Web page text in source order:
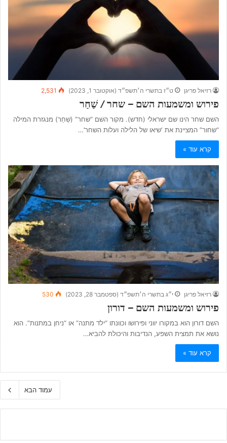
רזיאל פריגן ט״ז בתשרי ה׳תשפ״ד (אוקטובר 1, 2023) 2,531
פירוש ומשמעות השם – שחר / שַׁחַר
השם שחר הינו שם ישראלי (חדש). מקור השם “שחר” (שַׁחַר) מנגזרת המילה
“שחור” המציינת את ‘שיאו של הלילה ועלות השחר’…
קרא עוד »
רזיאל פריגן י״ג בתשרי ה׳תשפ״ד (ספטמבר 28, 2023) 530
פירוש ומשמעות השם – דורון
השם דורון הוא במקורו יווני ופירושו וכוונתו “ילד מתנה” או “ניחן במתנות”. הוא
נושא את תמצית השפע, הנדיבות והיכולת להביא…
קרא עוד »
עמוד הבא